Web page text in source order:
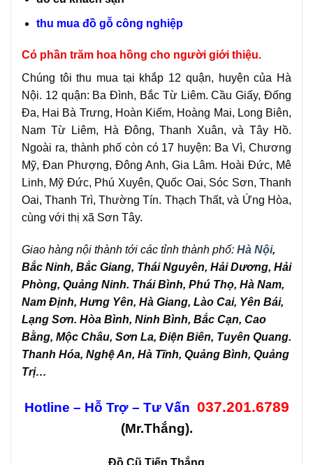
thu mua đồ gỗ công nghiệp
Có phần trăm hoa hồng cho người giới thiệu.
Chúng tôi thu mua tại khắp 12 quận, huyện của Hà
Nội. 12 quận: Ba Đình, Bắc Từ Liêm. Cầu Giấy, Đống
Đa, Hai Bà Trưng, Hoàn Kiếm, Hoàng Mai, Long Biên,
Nam Từ Liêm, Hà Đông, Thanh Xuân, và Tây Hồ.
Ngoài ra, thành phố còn có 17 huyện: Ba Vì, Chương
Mỹ, Đan Phượng, Đông Anh, Gia Lâm. Hoài Đức, Mê
Linh, Mỹ Đức, Phú Xuyên, Quốc Oai, Sóc Sơn, Thanh
Oai, Thanh Trì, Thường Tín. Thạch Thất, và Ứng Hòa,
cùng với thị xã Sơn Tây.
Giao hàng nội thành tới các tỉnh thành phố: Hà Nội,
Bắc Ninh, Bắc Giang, Thái Nguyên, Hải Dương, Hải
Phòng, Quảng Ninh. Thái Bình, Phú Thọ, Hà Nam,
Nam Định, Hưng Yên, Hà Giang, Lào Cai, Yên Bái,
Lạng Sơn. Hòa Bình, Ninh Bình, Bắc Cạn, Cao
Bằng, Mộc Châu, Sơn La, Điện Biên, Tuyên Quang.
Thanh Hóa, Nghệ An, Hà Tĩnh, Quảng Bình, Quảng
Trị…
Hotline – Hỗ Trợ – Tư Vấn 037.201.6789
(Mr.Thắng).
Đồ Cũ Tiến Thắng